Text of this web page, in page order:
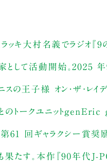
ッキ大村名義でラジオ
して活動開始。2025
スの王子様 オン・ザ・
とのトークユニット
第61 回ギャラクシー
たす。本作『90年代J-